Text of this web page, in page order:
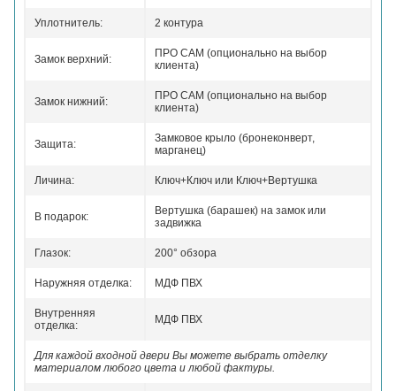
Уплотнитель: 2 контура
Замок верхний:
ПРО САМ (опционально на выбор
клиента)
Замок нижний:
ПРО САМ (опционально на выбор
клиента)
Защита:
Замковое крыло (бронеконверт,
марганец)
Личина: Ключ+Ключ или Ключ+Вертушка
В подарок:
Вертушка (барашек) на замок или
задвижка
Глазок: 200° обзора
Наружняя отделка: МДФ ПВХ
Внутренняя
отделка:
МДФ ПВХ
Для каждой входной двери Вы можете выбрать отделку
материалом любого цвета и любой фактуры.